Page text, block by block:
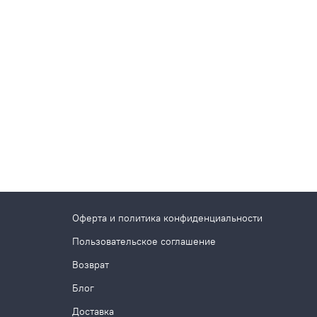
Оферта и политика конфиденциальности
Пользовательское соглашение
Возврат
Блог
Доставка